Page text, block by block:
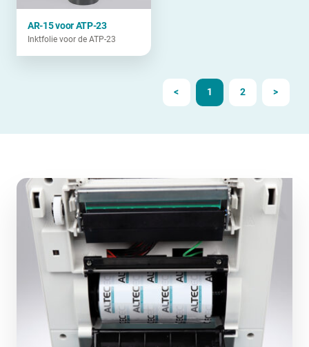
AR-15 voor ATP-23
Inktfolie voor de ATP-23
< 1 2 >